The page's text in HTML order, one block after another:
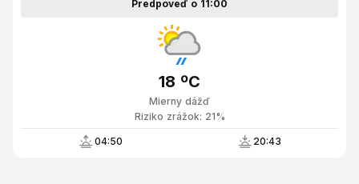
Predpoveď o 11:00
Mierny dážď
18 ºC
Riziko zrážok: 21%
04:50 20:43